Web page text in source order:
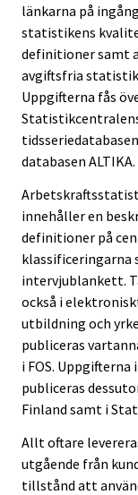
länkarna på
statistikens
definitioner samt
avgiftsfria
Uppgifterna fås
databasen ALTIKA.
innehåller en
definitioner på
klassificeringarna
intervjublankett.
också i
utbildning och
publiceras
i FOS.
publiceras
Finland samt i
Allt oftare
utgående från
tillstånd att